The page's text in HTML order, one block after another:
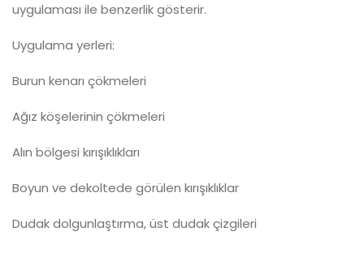
uygulaması ile benzerlik gösterir.
Uygulama yerleri:
Burun kenarı çökmeleri
Ağız köşelerinin çökmeleri
Alın bölgesi kırışıklıkları
Boyun ve dekoltede görülen kırışıklıklar
Dudak dolgunlaştırma, üst dudak çizgileri